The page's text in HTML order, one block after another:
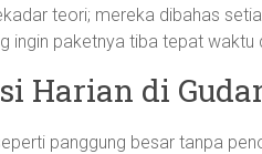
teori; mereka dibahas
ingin paketnya tiba tepat
Harian di
panggung besar tanpa